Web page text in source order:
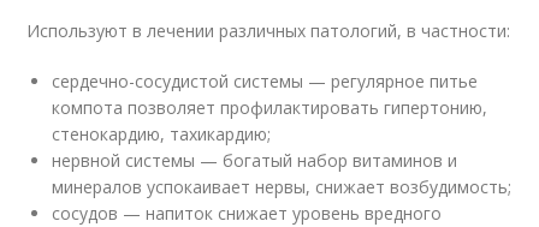
Используют в лечении различных патологий, в частности:
сердечно-сосудистой системы — регулярное питье
компота позволяет профилактировать гипертонию,
стенокардию, тахикардию;
нервной системы — богатый набор витаминов и
минералов успокаивает нервы, снижает возбудимость;
сосудов — напиток снижает уровень вредного